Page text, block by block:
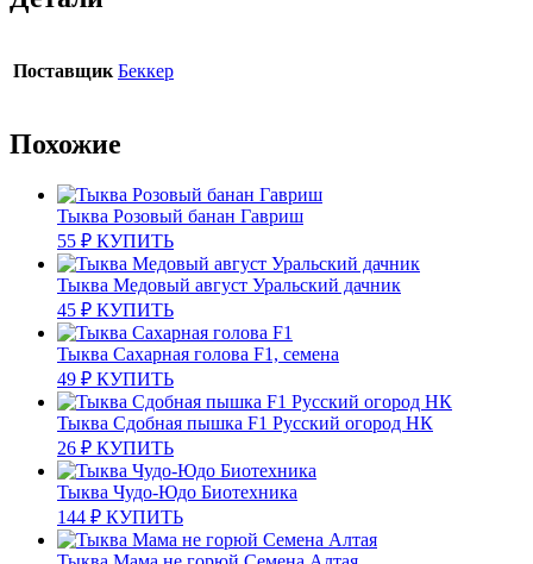
Поставщик Беккер
Похожие
Тыква Розовый банан Гавриш
55 ₽ КУПИТЬ
Тыква Медовый август Уральский дачник
45 ₽ КУПИТЬ
Тыква Сахарная голова F1, семена
49 ₽ КУПИТЬ
Тыква Сдобная пышка F1 Русский огород НК
26 ₽ КУПИТЬ
Тыква Чудо-Юдо Биотехника
144 ₽ КУПИТЬ